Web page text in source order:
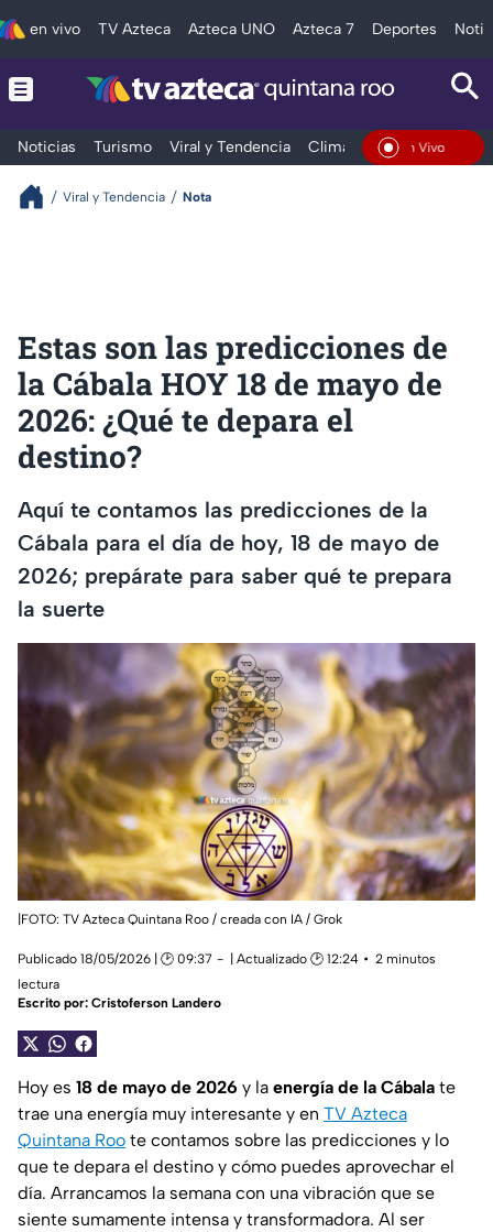
en vivo TV Azteca Azteca UNO Azteca 7 Deportes
Noticias Turismo Viral y Tendencia Clima Tráfico
En Vivo
Viral y Tendencia Nota
Estas son las predicciones de
la Cábala HOY 18 de mayo de
2026: ¿Qué te depara el
destino?
Aquí te contamos las predicciones de la
Cábala para el día de hoy, 18 de mayo de
2026; prepárate para saber qué te prepara
la suerte
|FOTO: TV Azteca Quintana Roo / creada con IA / Grok
Publicado 18/05/2026 | 🕑 09:37 | Actualizado 🕑 12:24
2 minutos
lectura
Escrito por: Cristoferson Landero
Hoy es 18 de mayo de 2026 y la energía de la Cábala te
trae una energía muy interesante y en TV Azteca
Quintana Roo te contamos sobre las predicciones y lo
que te depara el destino y cómo puedes aprovechar el
día. Arrancamos la semana con una vibración que se
siente sumamente intensa y transformadora. Al ser